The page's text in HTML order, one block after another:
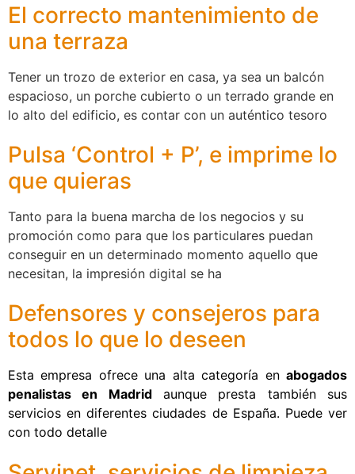
El correcto mantenimiento de
una terraza
Tener un trozo de exterior en casa, ya sea un balcón
espacioso, un porche cubierto o un terrado grande en
lo alto del edificio, es contar con un auténtico tesoro
Pulsa ‘Control + P’, e imprime lo
que quieras
Tanto para la buena marcha de los negocios y su
promoción como para que los particulares puedan
conseguir en un determinado momento aquello que
necesitan, la impresión digital se ha
Defensores y consejeros para
todos lo que lo deseen
Esta empresa ofrece una alta categoría en abogados
penalistas en Madridaunque presta también sus
servicios en diferentes ciudades de España. Puede ver
con todo detalle